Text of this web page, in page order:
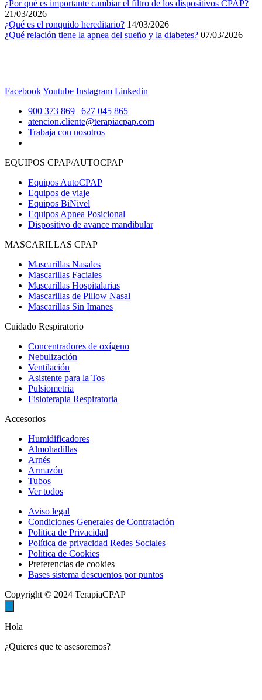
¿Por qué es importante cambiar el filtro de los dispositivos CPAP?
21/03/2026
¿Qué es el ronquido hereditario? 14/03/2026
¿Qué relación tiene la apnea del sueño y la diabetes? 07/03/2026
FacebookYoutube Instagram Linkedin
900 373 869 | 627 045 865
atencion.cliente@terapiacpap.com
Trabaja con nosotros
EQUIPOS CPAP/AUTOCPAP
Equipos AutoCPAP
Equipos de viaje
Equipos BiNivel
Equipos Apnea Posicional
Dispositivo de avance mandibular
MASCARILLAS CPAP
Mascarillas Nasales
Mascarillas Faciales
Mascarillas Hospitalarias
Mascarillas de Pillow Nasal
Mascarillas Sin Imanes
Cuidado Respiratorio
Concentradores de oxígeno
Nebulización
Ventilación
Asistente para la Tos
Pulsiometria
Fisioterapia Respiratoria
Accesorios
Humidificadores
Almohadillas
Arnés
Armazón
Tubos
Ver todos
Aviso legal
Condiciones Generales de Contratación
Política de Privacidad
Política de privacidad Redes Sociales
Política de Cookies
Preferencias de cookies
Bases sistema descuentos por puntos
Copyright © 2024 TerapiaCPAP
Hola
¿Quieres que te asesoremos?